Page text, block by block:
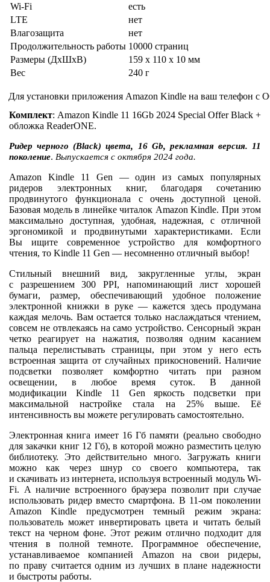
Wi-Fi
есть
LTE
нет
Влагозащита
нет
Продолжительность работы 10000 страниц
Размеры (ДхШхВ)
159 x 110 x 10 мм
Вес
240 г
Для установки приложения Amazon Kindle на ваш телефон с
Комплект: Amazon Kindle 11 16Gb 2024 Special Offer Black +
обложка ReaderONE.
Ридер черного (Black) цвета, 16 Gb, рекламная версия. 11
поколение. Выпускается с октября 2024 года.
Amazon Kindle 11 Gen — один из самых популярных
ридеров электронных книг, благодаря сочетанию
продвинутого функционала с очень доступной ценой.
Базовая модель в линейке читалок Amazon Kindle. При этом
максимально доступная, удобная, надежная, с отличной
эргономикой и продвинутыми характеристиками. Если
Вы ищите современное устройство для комфортного
чтения, то Kindle 11 Gen — несомненно отличный выбор!
Стильный внешний вид, закругленные углы, экран
с разрешением 300 PPI, напоминающий лист хорошей
бумаги, размер, обеспечивающий удобное положение
электронной книжки в руке — кажется здесь продумана
каждая мелочь. Вам остается только наслаждаться чтением,
совсем не отвлекаясь на само устройство. Сенсорный экран
четко реагирует на нажатия, позволяя одним касанием
пальца перелистывать страницы, при этом у него есть
встроенная защита от случайных прикосновений. Наличие
подсветки позволяет комфортно читать при разном
освещении, в любое время суток. В данной
модификации Kindle 11 Gen яркость подсветки при
максимальной настройке стала на 25% выше. Её
интенсивность вы можете регулировать самостоятельно.
Электронная книга имеет 16 Гб памяти (реально свободно
для закачки книг 12 Гб), в которой можно разместить целую
библиотеку. Это действительно много. Загружать книги
можно как через шнур со своего компьютера, так
и скачивать из интернета, используя встроенный модуль Wi-
Fi. А наличие встроенного браузера позволит при случае
использовать ридер вместо смартфона. В 11-ом поколении
Amazon Kindle предусмотрен темный режим экрана:
пользователь может инвертировать цвета и читать белый
текст на черном фоне. Этот режим отлично подходит для
чтения в полной темноте. Программное обеспечение,
устанавливаемое компанией Amazon на свои ридеры,
по праву считается одним из лучших в плане надежности
и быстроты работы.